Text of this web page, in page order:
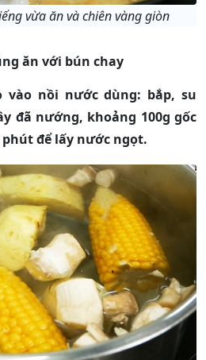
vừa ăn và chiên vàng giòn
ăn với bún chay
vào nồi nước dùng: bắp, su
đã nướng, khoảng 100g gốc
để lấy nước ngọt.